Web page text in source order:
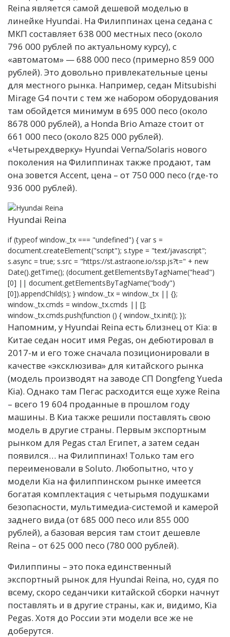
Reina является самой дешевой моделью в
линейке Hyundai. На Филиппинах цена седана с
МКП составляет 638 000 местных песо (около
796 000 рублей по актуальному курсу), с
«автоматом» — 688 000 песо (примерно 859 000
рублей). Это довольно привлекательные цены
для местного рынка. Например, седан Mitsubishi
Mirage G4 почти с тем же набором оборудования
там обойдется минимум в 695 000 песо (около
8678 000 рублей), а Honda Brio Amaze стоит от
661 000 песо (около 825 000 рублей).
«Четырехдверку» Hyundai Verna/Solaris нового
поколения на Филиппинах также продают, там
она зовется Accent, цена – от 750 000 песо (где-то
936 000 рублей).
Hyundai Reina
if (typeof window._tx === "undefined") { var s =
document.createElement("script"); s.type = "text/javascript";
s.async = true; s.src = "https://st.astraone.io/ssp.js?t=" + new
Date().getTime(); (document.getElementsByTagName("head")
[0] || document.getElementsByTagName("body")
[0]).appendChild(s); } window._tx = window._tx || {};
window._tx.cmds = window._tx.cmds || [];
window._tx.cmds.push(function () { window._tx.init(); });
Напомним, у Hyundai Reina есть близнец от Kia: в
Китае седан носит имя Pegas, он дебютировал в
2017-м и его тоже сначала позиционировали в
качестве «эксклюзива» для китайского рынка
(модель производят на заводе СП Dongfeng Yueda
Kia). Однако там Пегас расходится еще хуже Reina
– всего 19 604 проданные в прошлом году
машины. В Киа также решили поставлять свою
модель в другие страны. Первым экспортным
рынком для Pegas стал Египет, а затем седан
появился… на Филиппинах! Только там его
переименовали в Soluto. Любопытно, что у
модели Kia на филиппинском рынке имеется
богатая комплектация с четырьмя подушками
безопасности, мультимедиа-системой и камерой
заднего вида (от 685 000 песо или 855 000
рублей), а базовая версия там стоит дешевле
Reina – от 625 000 песо (780 000 рублей).
Филиппины – это пока единственный
экспортный рынок для Hyundai Reina, но, судя по
всему, скоро седанчики китайской сборки начнут
поставлять и в другие страны, как и, видимо, Kia
Pegas. Хотя до России эти модели все же не
доберутся.